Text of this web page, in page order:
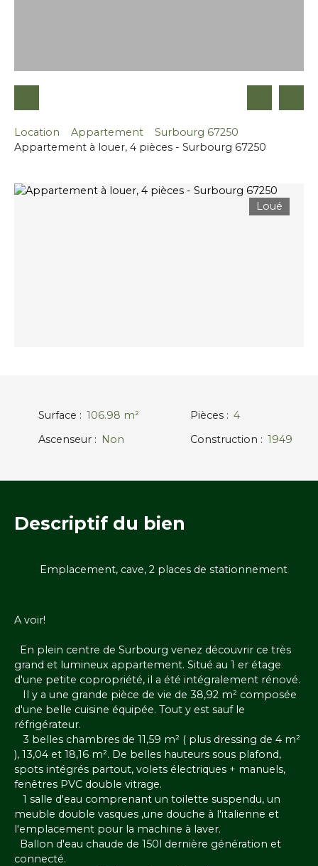
Location Appartement
Surbourg 67250
Appartement à louer, 4 pièces - Surbourg 67250
Loué
Surface : 106.98 m² Pièces : 4
Ascenseur : Non Construction : 1949
Descriptif du bien
Emplacement, cave, 2 places de stationnement
A voir!
En plein centre de Surbourg venez découvrir ce très
grand et lumineux appartement. Situé au 1 er étage
d'une petite copropriété, il a été intégralement rénové.
Il y a une grande pièce de vie de 38,92 m² composée
d'une belle cuisine équipée. Tout y est sauf le
réfrigérateur.
3 belles chambres de 11,59 m² ( plus dressing de 4 m²
), 13,04 et 18,16 m². De belles hauteurs sous plafond,
spots intégrés partout, volets électriques + manuels,
fenêtres PVC double vitrage.
1 salle d'eau comprenant un toilette suspendu, un
meuble double vasques ,une douche à l'italienne et
l'emplacement pour la machine à laver.
Ballon d'eau chaude de 150l dernière génération et
connecté.